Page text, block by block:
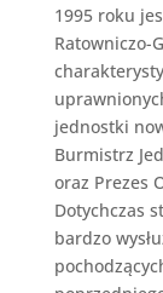
1995 roku
Ratowniczo-
jednostki
Burmistrz
oraz Prezes
Dotychczas
bardzo